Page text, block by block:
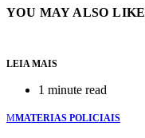
YOU MAY ALSO LIKE
LEIA MAIS
1 minute read
MMATERIAS POLICIAIS